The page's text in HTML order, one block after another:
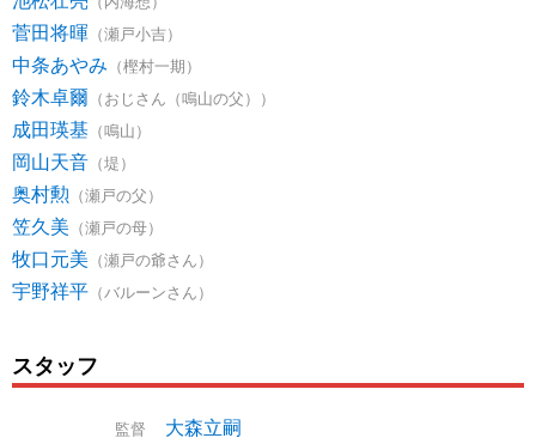
菅田将暉 （瀬戸小吉）
中条あやみ （樫村一期）
鈴木卓爾 （おじさん（鳴山の父））
成田瑛基 （鳴山）
岡山天音 （堤）
奥村勲 （瀬戸の父）
笠久美 （瀬戸の母）
牧口元美 （瀬戸の爺さん）
宇野祥平 （バルーンさん）
スタッフ
監督 大森立嗣